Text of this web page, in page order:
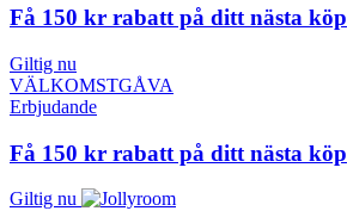
Få 150 kr rabatt på ditt nästa köp
Giltig nu
VÄLKOMSTGÅVA
Erbjudande
Få 150 kr rabatt på ditt nästa köp
Giltig nu